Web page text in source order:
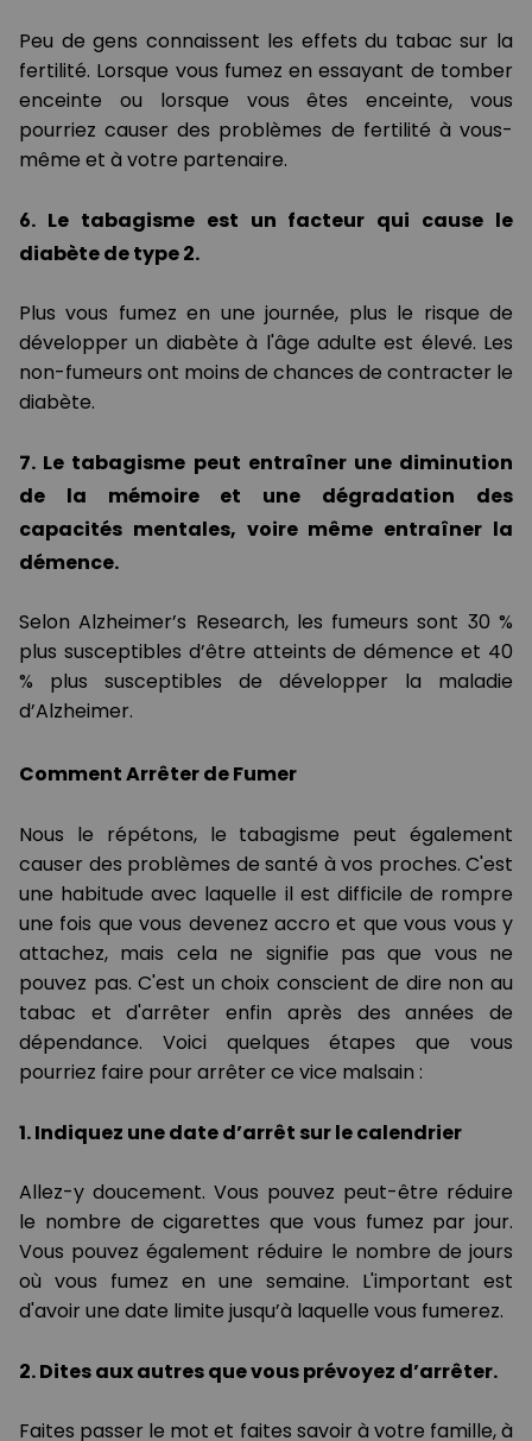
Peu de gens connaissent les effets du tabac sur la
fertilité. Lorsque vous fumez en essayant de tomber
enceinte ou lorsque vous êtes enceinte, vous
pourriez causer des problèmes de fertilité à vous-
même et à votre partenaire.
6. Le tabagisme est un facteur qui cause le
diabète de type 2.
Plus vous fumez en une journée, plus le risque de
développer un diabète à l'âge adulte est élevé. Les
non-fumeurs ont moins de chances de contracter le
diabète.
7. Le tabagisme peut entraîner une diminution
de la mémoire et une dégradation des
capacités mentales, voire même entraîner la
démence.
Selon Alzheimer’s Research, les fumeurs sont 30 %
plus susceptibles d’être atteints de démence et 40
% plus susceptibles de développer la maladie
d’Alzheimer.
Comment Arrêter de Fumer
Nous le répétons, le tabagisme peut également
causer des problèmes de santé à vos proches. C'est
une habitude avec laquelle il est difficile de rompre
une fois que vous devenez accro et que vous vous y
attachez, mais cela ne signifie pas que vous ne
pouvez pas. C'est un choix conscient de dire non au
tabac et d'arrêter enfin après des années de
dépendance. Voici quelques étapes que vous
pourriez faire pour arrêter ce vice malsain :
1. Indiquez une date d’arrêt sur le calendrier
Allez-y doucement. Vous pouvez peut-être réduire
le nombre de cigarettes que vous fumez par jour.
Vous pouvez également réduire le nombre de jours
où vous fumez en une semaine. L'important est
d'avoir une date limite jusqu’à laquelle vous fumerez.
2. Dites aux autres que vous prévoyez d’arrêter.
Faites passer le mot et faites savoir à votre famille, à